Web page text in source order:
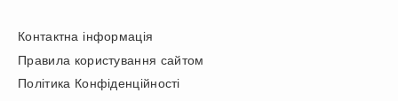
Контактна інформація
Правила користування сайтом
Політика Конфіденційності